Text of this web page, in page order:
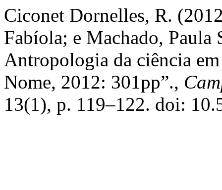
Ciconet Dornelles, R.
Fabíola; e Machado, Paula
Antropologia da ciência
Nome, 2012: 301pp”.,
13(1), p. 119–122. doi: